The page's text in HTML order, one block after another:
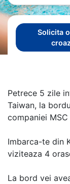
Solicita
Petrece 5 zile
Taiwan, la
companiei MSC
Imbarca-te din
viziteaza 4
La bord vei